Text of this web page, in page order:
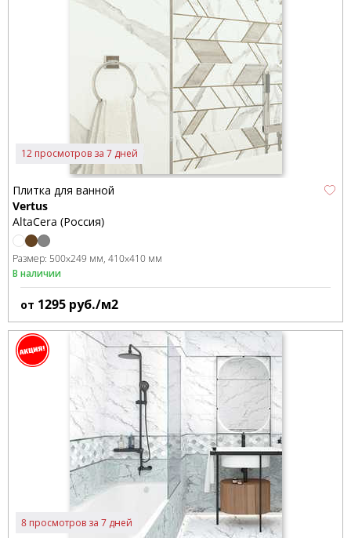
12 просмотров за 7 дней
Плитка для ванной
Vertus
AltaCera (Россия)
Размер: 500x249 мм 410x410 мм
В наличии
от 1295 руб./м2
8 просмотров за 7 дней